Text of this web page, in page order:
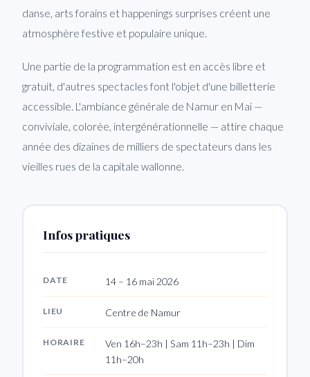
danse, arts forains et happenings surprises créent une
atmosphère festive et populaire unique.
Une partie de la programmation est en accès libre et
gratuit, d'autres spectacles font l'objet d'une billetterie
accessible. L'ambiance générale de Namur en Mai —
conviviale, colorée, intergénérationnelle — attire chaque
année des dizaines de milliers de spectateurs dans les
vieilles rues de la capitale wallonne.
Infos pratiques
DATE 14 – 16 mai 2026
LIEU Centre de Namur
HORAIRE
Ven 16h–23h | Sam 11h–23h | Dim
11h–20h